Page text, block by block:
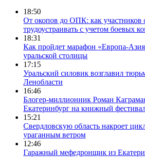
18:50
От окопов до ОПК: как участников
трудоустраивать с учетом боевых
18:31
Как пройдет марафон «Европа-
уральской столицы
17:15
Уральский силовик возглавил
Ленобласти
16:46
Блогер-миллионник Роман
Екатеринбург на книжный
15:21
Свердловскую область накроет
ураганным ветром
12:46
Гаражный мефедронщик из